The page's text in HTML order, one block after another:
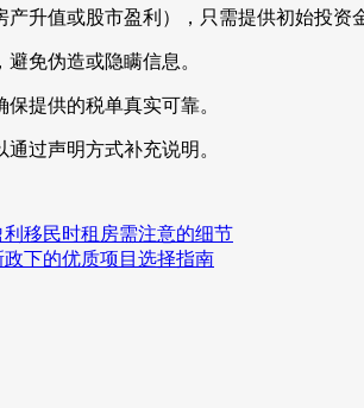
升值或股市盈利），只需提供初始投资
免伪造或隐瞒信息。
提供的税单真实可靠。
过声明方式补充说明。
移民时租房需注意的细节
下的优质项目选择指南